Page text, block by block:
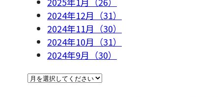
2024年12月（31）
2024年11月（30）
2024年10月（31）
2024年9月（30）